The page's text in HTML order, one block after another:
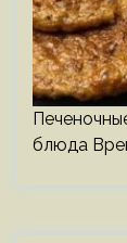
блюда